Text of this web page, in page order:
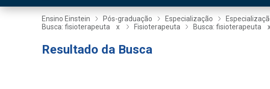
Ensino Einstein Pós-graduação Especialização
Busca: fisioterapeuta
x Fisioterapeuta Busca: fisioterapeuta
Resultado da Busca